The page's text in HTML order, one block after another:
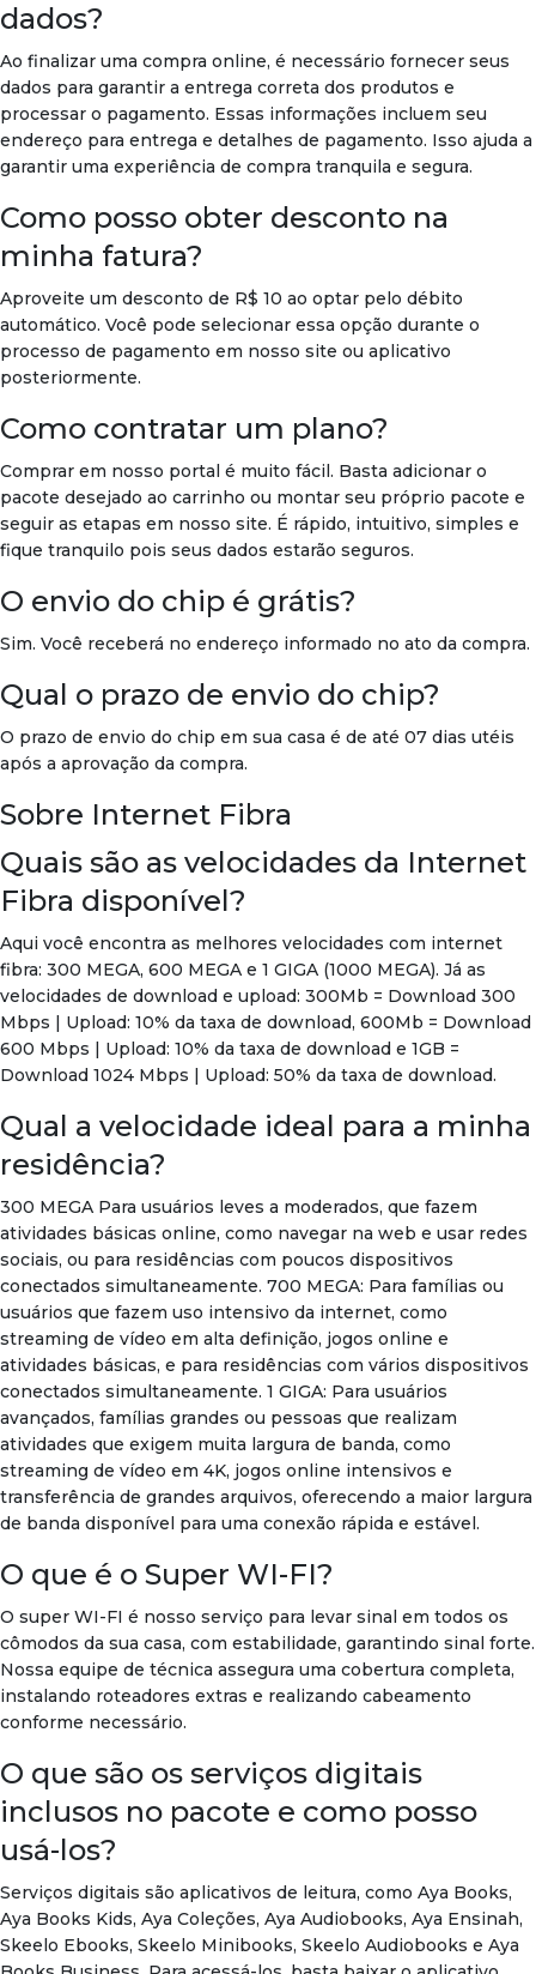
dados?
Ao finalizar uma compra online, é necessário fornecer seus
dados para garantir a entrega correta dos produtos e
processar o pagamento. Essas informações incluem seu
endereço para entrega e detalhes de pagamento. Isso ajuda a
garantir uma experiência de compra tranquila e segura.
Como posso obter desconto na
minha fatura?
Aproveite um desconto de R$ 10 ao optar pelo débito
automático. Você pode selecionar essa opção durante o
processo de pagamento em nosso site ou aplicativo
posteriormente.
Como contratar um plano?
Comprar em nosso portal é muito fácil. Basta adicionar o
pacote desejado ao carrinho ou montar seu próprio pacote e
seguir as etapas em nosso site. É rápido, intuitivo, simples e
fique tranquilo pois seus dados estarão seguros.
O envio do chip é grátis?
Sim. Você receberá no endereço informado no ato da compra.
Qual o prazo de envio do chip?
O prazo de envio do chip em sua casa é de até 07 dias utéis
após a aprovação da compra.
Sobre Internet Fibra
Quais são as velocidades da Internet
Fibra disponível?
Aqui você encontra as melhores velocidades com internet
fibra: 300 MEGA, 600 MEGA e 1 GIGA (1000 MEGA). Já as
velocidades de download e upload: 300Mb = Download 300
Mbps | Upload: 10% da taxa de download, 600Mb = Download
600 Mbps | Upload: 10% da taxa de download e 1GB =
Download 1024 Mbps | Upload: 50% da taxa de download.
Qual a velocidade ideal para a minha
residência?
300 MEGA Para usuários leves a moderados, que fazem
atividades básicas online, como navegar na web e usar redes
sociais, ou para residências com poucos dispositivos
conectados simultaneamente. 700 MEGA: Para famílias ou
usuários que fazem uso intensivo da internet, como
streaming de vídeo em alta definição, jogos online e
atividades básicas, e para residências com vários dispositivos
conectados simultaneamente. 1 GIGA: Para usuários
avançados, famílias grandes ou pessoas que realizam
atividades que exigem muita largura de banda, como
streaming de vídeo em 4K, jogos online intensivos e
transferência de grandes arquivos, oferecendo a maior largura
de banda disponível para uma conexão rápida e estável.
O que é o Super WI-FI?
O super WI-FI é nosso serviço para levar sinal em todos os
cômodos da sua casa, com estabilidade, garantindo sinal forte.
Nossa equipe de técnica assegura uma cobertura completa,
instalando roteadores extras e realizando cabeamento
conforme necessário.
O que são os serviços digitais
inclusos no pacote e como posso
usá-los?
Serviços digitais são aplicativos de leitura, como Aya Books,
Aya Books Kids, Aya Coleções, Aya Audiobooks, Aya Ensinah,
Skeelo Ebooks, Skeelo Minibooks, Skeelo Audiobooks e Aya